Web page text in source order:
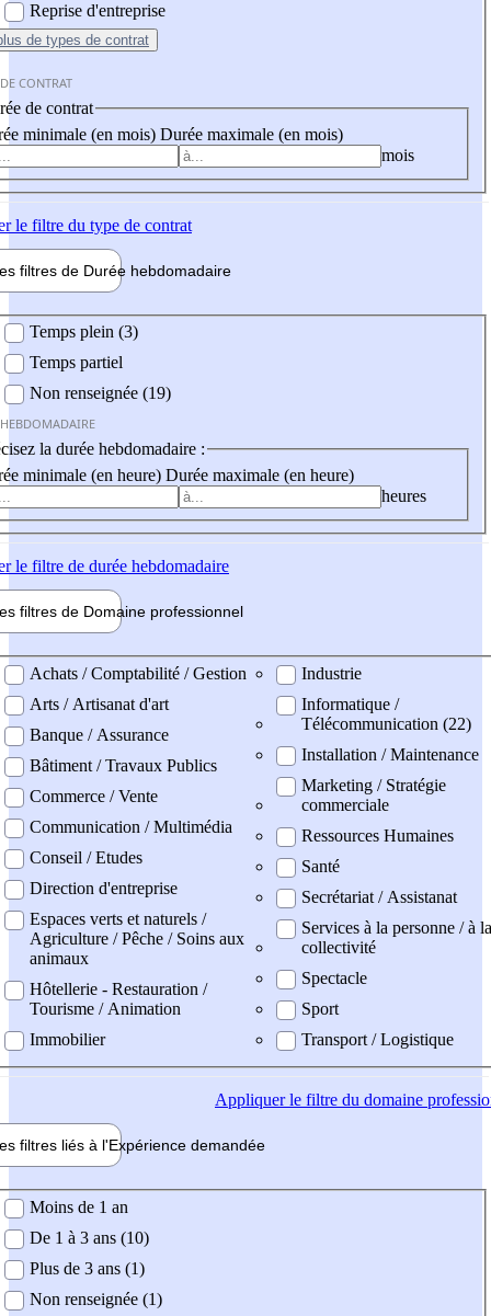
Reprise d'entreprise
de types de contrat
CONTRAT
de contrat
minimale (en mois) Durée maximale (en mois)
mois
le filtre du type de contrat
filtres de Durée hebdomadaire
Temps plein (3)
Temps partiel
Non renseignée (19)
la durée hebdomadaire :
minimale (en heure) Durée maximale (en heure)
heures
le filtre de durée hebdomadaire
filtres de Domaine professionnel
professionel
Achats / Comptabilité / Gestion
Arts / Artisanat d'art
Banque / Assurance
Bâtiment / Travaux Publics
Commerce / Vente
Communication / Multimédia
Conseil / Etudes
Direction d'entreprise
Espaces verts et naturels /
Agriculture / Pêche / Soins aux
animaux
Hôtellerie - Restauration /
Tourisme / Animation
Immobilier
Industrie
Informatique /
Télécommunication (22)
Installation / Maintenance
Marketing / Stratégie
commerciale
Ressources Humaines
Santé
Secrétariat / Assistanat
Services à la personne / à la
collectivité
Spectacle
Sport
Transport / Logistique
Appliquerle filtre du domaine
filtres liés à l'Expérience demandée
demandée
Moins de 1 an
De 1 à 3 ans (10)
Plus de 3 ans (1)
Non renseignée (1)